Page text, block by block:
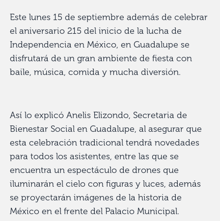
Este lunes 15 de septiembre además de celebrar
el aniversario 215 del inicio de la lucha de
Independencia en México, en Guadalupe se
disfrutará de un gran ambiente de fiesta con
baile, música, comida y mucha diversión.
Así lo explicó Anelis Elizondo, Secretaria de
Bienestar Social en Guadalupe, al asegurar que
esta celebración tradicional tendrá novedades
para todos los asistentes, entre las que se
encuentra un espectáculo de drones que
iluminarán el cielo con figuras y luces, además
se proyectarán imágenes de la historia de
México en el frente del Palacio Municipal.